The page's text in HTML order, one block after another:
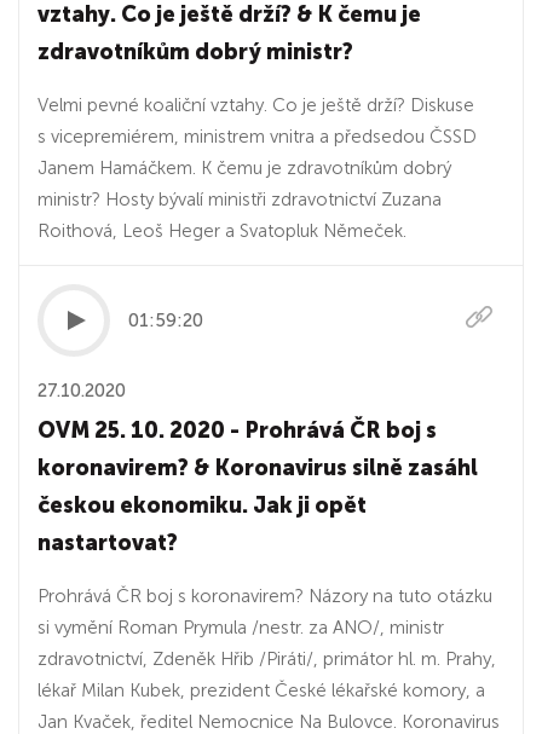
vztahy. Co je ještě drží? & K čemu je
zdravotníkům dobrý ministr?
Velmi pevné koaliční vztahy. Co je ještě drží? Diskuse
s vicepremiérem, ministrem vnitra a předsedou ČSSD
Janem Hamáčkem. K čemu je zdravotníkům dobrý
ministr? Hosty bývalí ministři zdravotnictví Zuzana
Roithová, Leoš Heger a Svatopluk Němeček.
01:59:20
27.10.2020
OVM 25. 10. 2020 - Prohrává ČR boj s
koronavirem? & Koronavirus silně zasáhl
českou ekonomiku. Jak ji opět
nastartovat?
Prohrává ČR boj s koronavirem? Názory na tuto otázku
si vymění Roman Prymula /nestr. za ANO/, ministr
zdravotnictví, Zdeněk Hřib /Piráti/, primátor hl. m. Prahy,
lékař Milan Kubek, prezident České lékařské komory, a
Jan Kvaček, ředitel Nemocnice Na Bulovce. Koronavirus